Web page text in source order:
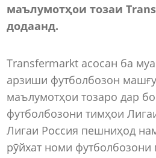
маълумотҳои тозаи
додаанд.
Transfermarkt асосан ба
арзиши футболбозон
маълумотҳои тозаро дар
футболбозони тимҳои
Лигаи Россия пешниҳод
рӯйхат номи